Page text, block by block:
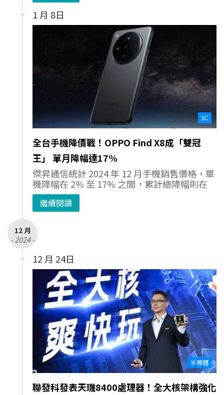
1 月 8日
3C
全台手機降價戰！OPPO Find X8成「雙冠
王」 單月降幅達17%
傑昇通信統計 2024 年 12 月手機銷售價格，單
機降幅在 2% 至 17% 之間，累計總降幅則在
繼續閱讀
12 月
- 2024 -
12 月 24日
半導體
聯發科發表天璣8400處理器！全大核架構強化